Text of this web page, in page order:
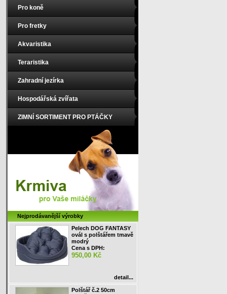
Pro koně
Pro fretky
Akvaristika
Teraristika
Zahradní jezírka
Hospodářská zvířata
ZIMNÍ SORTIMENT PRO PTÁČKY
Nejprodávanější výrobky
Pelech DOG FANTASY
ovál s polštářem tmavě
modrý
Cena s DPH:
950,00 Kč
detail...
Polštář č.2 50cm